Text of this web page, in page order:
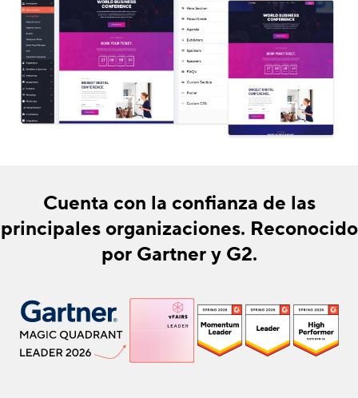
Cuenta con la confianza de las
principales organizaciones. Reconocido
por Gartner y G2.